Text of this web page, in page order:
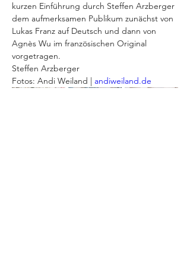
kurzen Einführung durch Steffen Arzberger
dem aufmerksamen Publikum zunächst von
Lukas Franz auf Deutsch und dann von
Agnès Wu im französischen Original
vorgetragen.
Steffen Arzberger
Fotos: Andi Weiland | andiweiland.de